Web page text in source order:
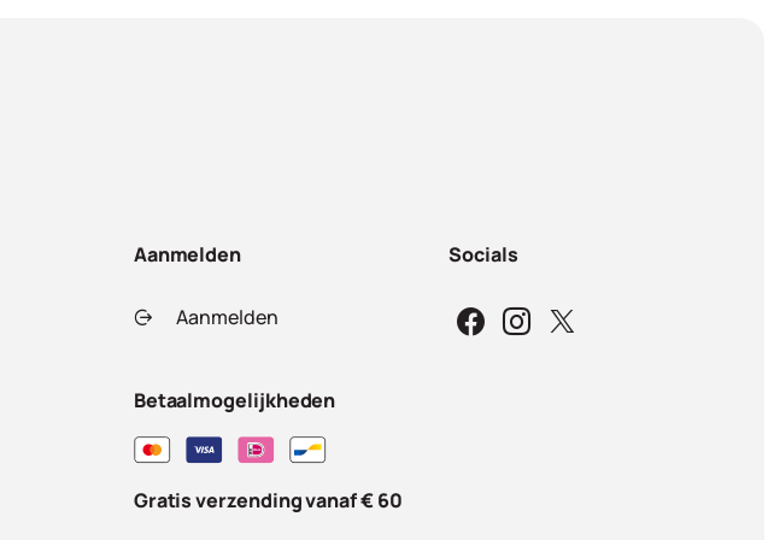
Aanmelden
Aanmelden
Betaalmogelijkheden
Gratis verzending vanaf € 60
Socials